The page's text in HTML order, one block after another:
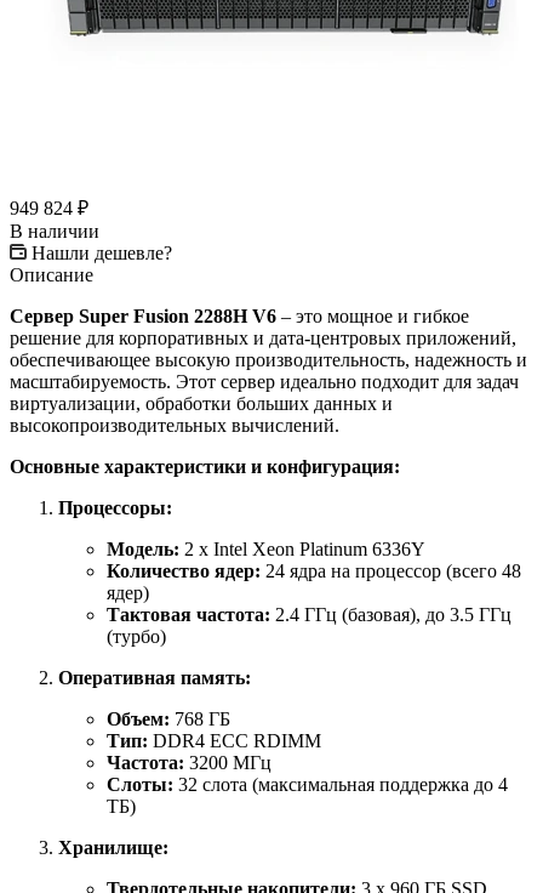
949 824 ₽
В наличии
Нашли дешевле?
Описание
Сервер Super Fusion 2288H V6 – это мощное и гибкое
решение для корпоративных и дата-центровых приложений,
обеспечивающее высокую производительность, надежность и
масштабируемость. Этот сервер идеально подходит для задач
виртуализации, обработки больших данных и
высокопроизводительных вычислений.
Основные характеристики и конфигурация:
Процессоры:
Модель: 2 x Intel Xeon Platinum 6336Y
Количество ядер: 24 ядра на процессор (всего 48
ядер)
Тактовая частота: 2.4 ГГц (базовая), до 3.5 ГГц
(турбо)
Оперативная память:
Объем: 768 ГБ
Тип: DDR4 ECC RDIMM
Частота: 3200 МГц
Слоты: 32 слота (максимальная поддержка до 4
ТБ)
Хранилище:
Твердотельные накопители: 3 x 960 ГБ SSD